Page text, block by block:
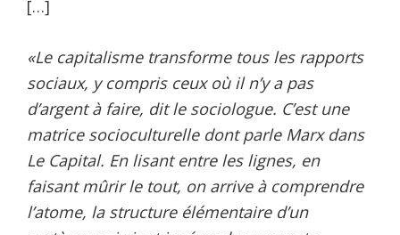
[…]
«Le capitalisme transforme tous les rapports
sociaux, y compris ceux où il n’y a pas
d’argent à faire, dit le sociologue. C’est une
matrice socioculturelle dont parle Marx dans
Le Capital. En lisant entre les lignes, en
faisant mûrir le tout, on arrive à comprendre
l’atome, la structure élémentaire d’un